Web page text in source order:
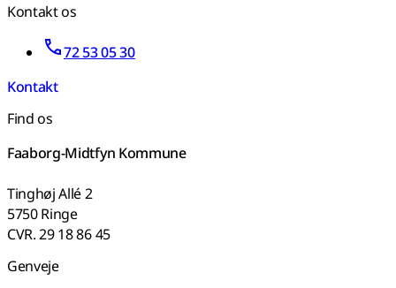
Kontakt os
72 53 05 30
Kontakt
Find os
Faaborg-Midtfyn Kommune
Tinghøj Allé 2
5750 Ringe
CVR. 29 18 86 45
Genveje